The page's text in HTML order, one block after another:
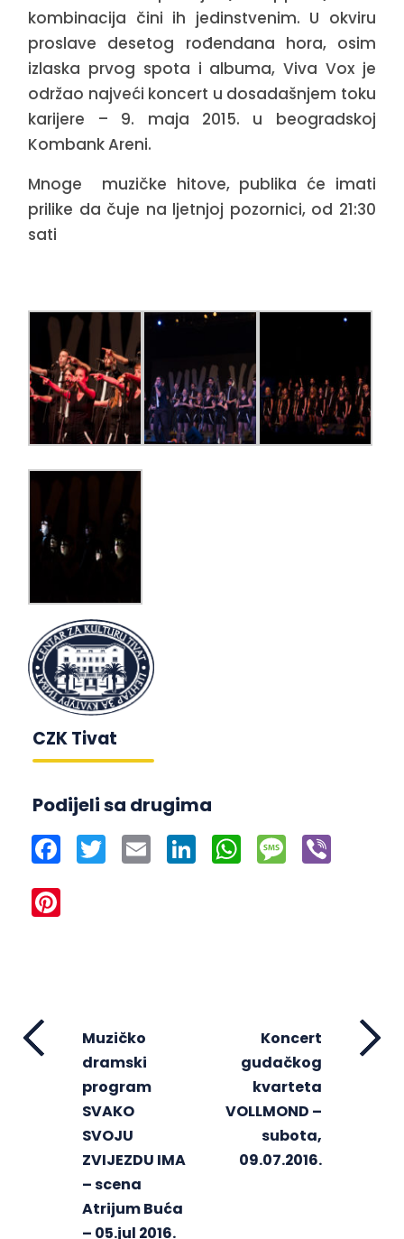
CZK Tivat
Podijeli sa drugima
Facebook
Twitter Email LinkedInWhatsApp
Message
kombinacija čini ih jedinstvenim. U okviru
proslave desetog rođendana hora, osim
izlaska prvog spota i albuma, Viva Vox je
održao najveći koncert u dosadašnjem toku
karijere – 9. maja 2015. u beogradskoj
Kombank Areni.
Mnoge muzičke hitove, publika će imati
prilike da čuje na ljetnjoj pozornici, od 21:30
sati
Muzičko
dramski
program
SVAKO
SVOJU
ZVIJEZDU IMA
– scena
Atrijum Buća
– 05.jul 2016.
Koncert
gudačkog
kvarteta
VOLLMOND –
subota,
09.07.2016.